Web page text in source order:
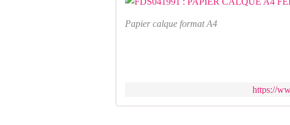
Papier calque format A4
https://